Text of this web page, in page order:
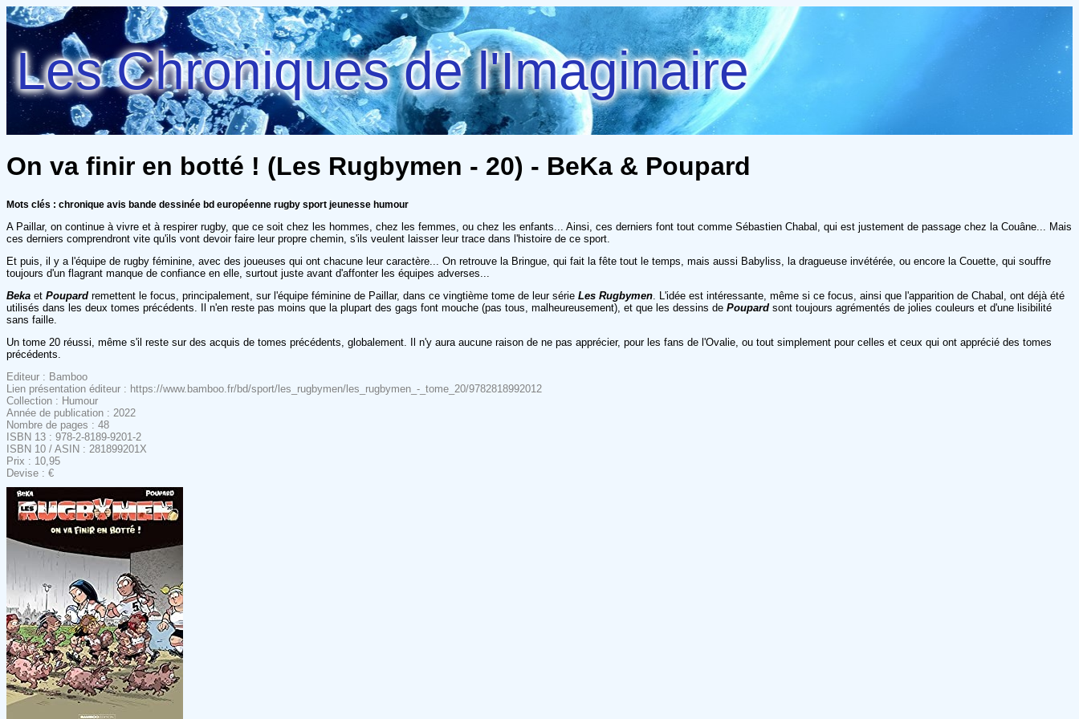
Les Chroniques de l'Imaginaire
On va finir en botté ! (Les Rugbymen - 20) - BeKa & Poupard
Mots clés : chronique avis bande dessinée bd européenne rugby sport jeunesse humour
A Paillar, on continue à vivre et à respirer rugby, que ce soit chez les hommes, chez les femmes, ou chez les enfants... Ainsi, ces derniers font tout comme Sébastien Chabal, qui est justement de passage chez la Couâne... Mais
ces derniers comprendront vite qu'ils vont devoir faire leur propre chemin, s'ils veulent laisser leur trace dans l'histoire de ce sport.
Et puis, il y a l'équipe de rugby féminine, avec des joueuses qui ont chacune leur caractère... On retrouve la Bringue, qui fait la fête tout le temps, mais aussi Babyliss, la dragueuse invétérée, ou encore la Couette, qui souffre
toujours d'un flagrant manque de confiance en elle, surtout juste avant d'affonter les équipes adverses...
Beka et Poupard remettent le focus, principalement, sur l'équipe féminine de Paillar, dans ce vingtième tome de leur série Les Rugbymen . L'idée est intéressante, même si ce focus, ainsi que l'apparition de Chabal, ont déjà été
utilisés dans les deux tomes précédents. Il n'en reste pas moins que la plupart des gags font mouche (pas tous, malheureusement), et que les dessins de Poupard sont toujours agrémentés de jolies couleurs et d'une lisibilité
sans faille.
Un tome 20 réussi, même s'il reste sur des acquis de tomes précédents, globalement. Il n'y aura aucune raison de ne pas apprécier, pour les fans de l'Ovalie, ou tout simplement pour celles et ceux qui ont apprécié des tomes
précédents.
Editeur : Bamboo
Lien présentation éditeur : https://www.bamboo.fr/bd/sport/les_rugbymen/les_rugbymen_-_tome_20/9782818992012
Collection : Humour
Année de publication : 2022
Nombre de pages : 48
ISBN 13 : 978-2-8189-9201-2
ISBN 10 / ASIN : 281899201X
Prix : 10,95
Devise : €